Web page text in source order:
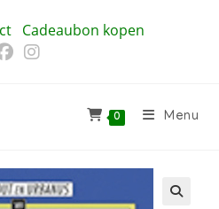
Cadeaubon kopen
0 Menu